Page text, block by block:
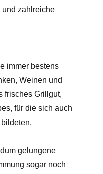
und zahlreiche
immer bestens
Weinen und
frisches Grillgut,
für die sich auch
gelungene
sogar noch